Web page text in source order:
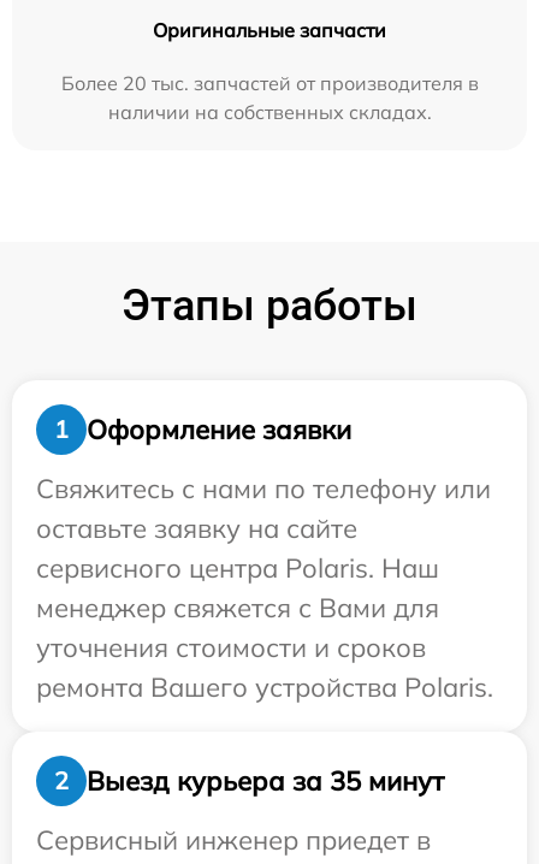
Оригинальные запчасти
Более 20 тыс. запчастей от производителя в
наличии на собственных складах.
Этапы работы
1
Оформление заявки
Свяжитесь с нами по телефону или
оставьте заявку на сайте
сервисного центра Polaris. Наш
менеджер свяжется с Вами для
уточнения стоимости и сроков
ремонта Вашего устройства Polaris.
2
Выезд курьера за 35 минут
Сервисный инженер приедет в